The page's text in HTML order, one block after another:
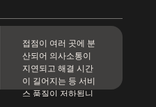
접점이 여러 곳에 분
산되어 의사소통이
지연되고 해결 시간
이 길어지는 등 서비
스 품질이 저하됩니